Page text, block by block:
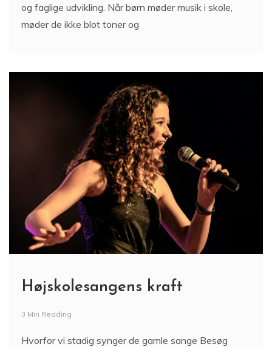
og faglige udvikling. Når børn møder musik i skole,
møder de ikke blot toner og
Højskolesangens kraft
3 Min Reading
Hvorfor vi stadig synger de gamle sange Besøg